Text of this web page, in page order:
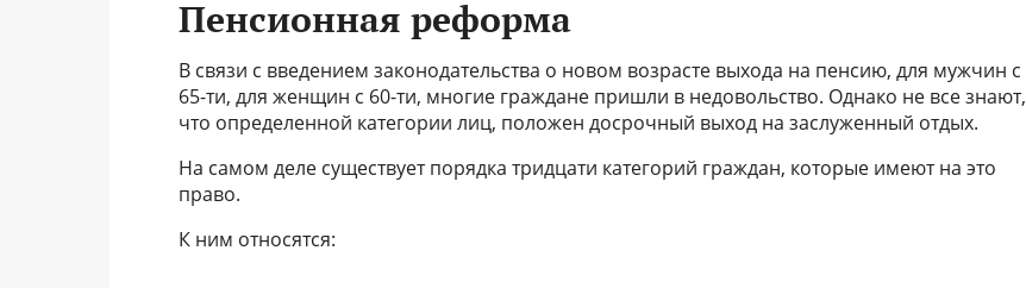
Пенсионная реформа
В связи с введением законодательства о новом возрасте выхода на пенсию, для мужчин с
65-ти, для женщин с 60-ти, многие граждане пришли в недовольство. Однако не все знают,
что определенной категории лиц, положен досрочный выход на заслуженный отдых.
На самом деле существует порядка тридцати категорий граждан, которые имеют на это
право.
К ним относятся: